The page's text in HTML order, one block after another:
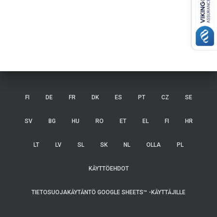
FI DE FR DK ES PT CZ SE
SV BG HU RO ET EL FI HR
LT LV SL SK NL OLLA PL
KÄYTTÖEHDOT
TIETOSUOJAKÄYTÄNTÖ GOOGLE SHEETS™ -KÄYTTÄJILLE